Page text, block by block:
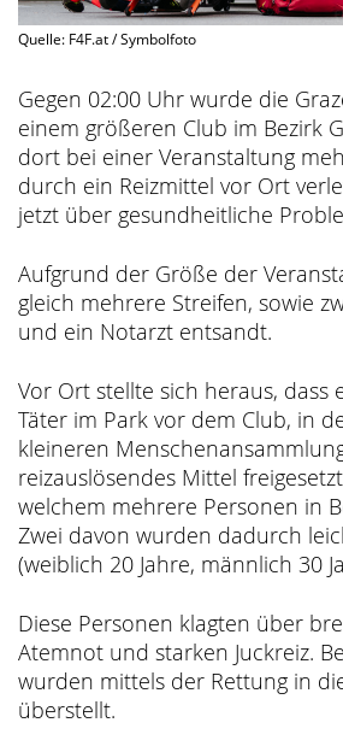
Quelle: F4F.at / Symbolfoto
Gegen 02:00 Uhr wurde die
einem größeren Club im Bezirk
dort bei einer Veranstaltung
durch ein Reizmittel vor Ort
jetzt über gesundheitliche
Aufgrund der Größe der
gleich mehrere Streifen, sowie
und ein Notarzt entsandt.
Vor Ort stellte sich heraus, dass
Täter im Park vor dem Club, in
kleineren
reizauslösendes Mittel
welchem mehrere Personen in
Zwei davon wurden dadurch
(weiblich 20 Jahre, männlich 30
Diese Personen klagten über
Atemnot und starken Juckreiz.
wurden mittels der Rettung in
überstellt.